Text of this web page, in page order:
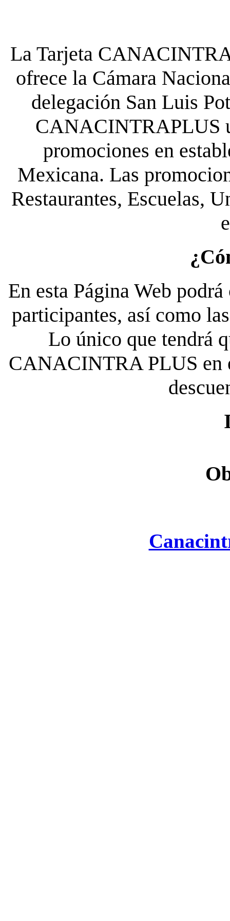
La Tarjeta
ofrece la Cámara
delegación San Luis
CANACINTRAPLUS
promociones en
Mexicana. Las
Restaurantes, Escuelas,
En esta Página Web
participantes, así como
Lo único que tendrá
CANACINTRA PLUS en